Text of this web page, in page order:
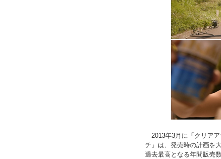
2013年3月に「クリア
チ』は、発売時の計画を
過去最高となる年間販売